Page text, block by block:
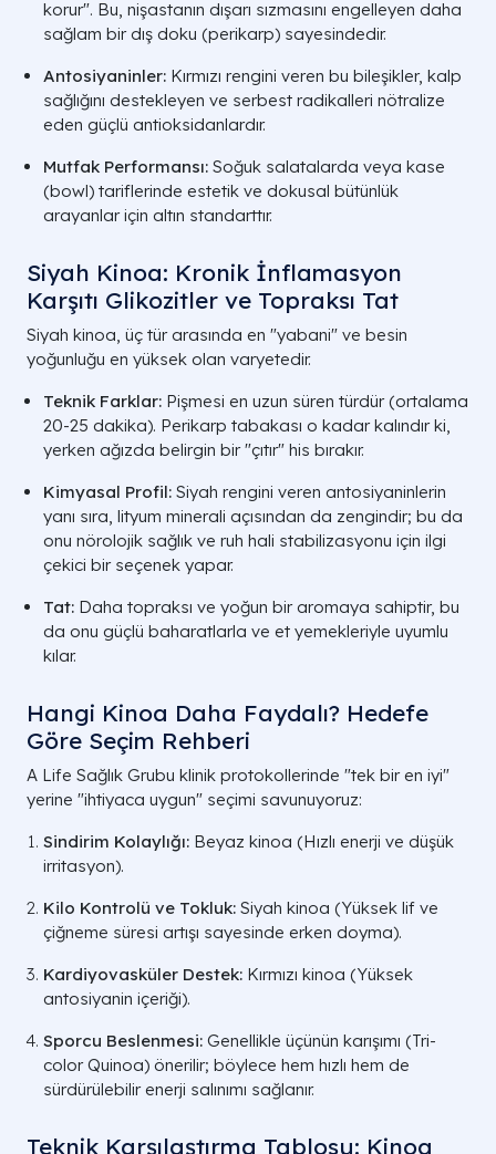
korur". Bu, nişastanın dışarı sızmasını engelleyen daha
sağlam bir dış doku (perikarp) sayesindedir.
Antosiyaninler: Kırmızı rengini veren bu bileşikler, kalp
sağlığını destekleyen ve serbest radikalleri nötralize
eden güçlü antioksidanlardır.
Mutfak Performansı: Soğuk salatalarda veya kase
(bowl) tariflerinde estetik ve dokusal bütünlük
arayanlar için altın standarttır.
Siyah Kinoa: Kronik İnflamasyon
Karşıtı Glikozitler ve Topraksı Tat
Siyah kinoa, üç tür arasında en "yabani" ve besin
yoğunluğu en yüksek olan varyetedir.
Teknik Farklar: Pişmesi en uzun süren türdür (ortalama
20-25 dakika). Perikarp tabakası o kadar kalındır ki,
yerken ağızda belirgin bir "çıtır" his bırakır.
Kimyasal Profil: Siyah rengini veren antosiyaninlerin
yanı sıra, lityum minerali açısından da zengindir; bu da
onu nörolojik sağlık ve ruh hali stabilizasyonu için ilgi
çekici bir seçenek yapar.
Tat: Daha topraksı ve yoğun bir aromaya sahiptir, bu
da onu güçlü baharatlarla ve et yemekleriyle uyumlu
kılar.
Hangi Kinoa Daha Faydalı? Hedefe
Göre Seçim Rehberi
A Life Sağlık Grubu klinik protokollerinde "tek bir en iyi"
yerine "ihtiyaca uygun" seçimi savunuyoruz:
Sindirim Kolaylığı: Beyaz kinoa (Hızlı enerji ve düşük
irritasyon).
Kilo Kontrolü ve Tokluk: Siyah kinoa (Yüksek lif ve
çiğneme süresi artışı sayesinde erken doyma).
Kardiyovasküler Destek: Kırmızı kinoa (Yüksek
antosiyanin içeriği).
Sporcu Beslenmesi: Genellikle üçünün karışımı (Tri-
color Quinoa) önerilir; böylece hem hızlı hem de
sürdürülebilir enerji salınımı sağlanır.
Teknik Karşılaştırma Tablosu: Kinoa